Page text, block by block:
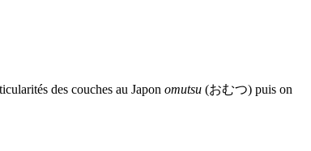
des couches au Japon omutsu (おむつ) puis on